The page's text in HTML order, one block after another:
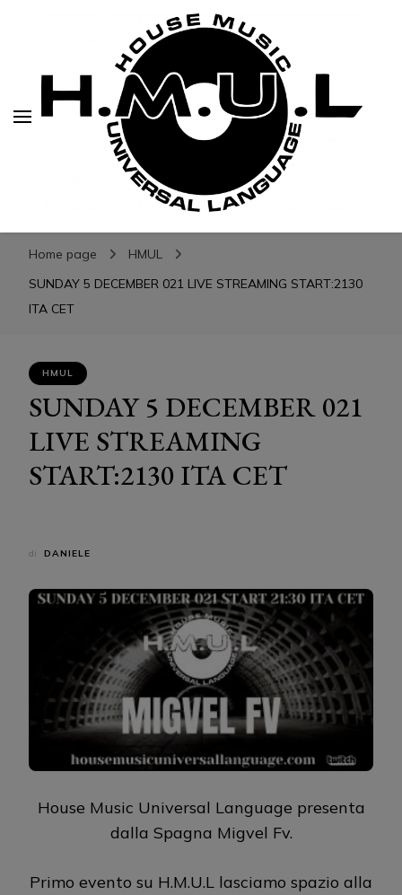
H.M.U.L.
H.M.U.L.
www.housemusicuniversallanguage.com
Home page
HMUL
SUNDAY 5 DECEMBER 021 LIVE STREAMING START:2130
ITA CET
HMUL
SUNDAY 5 DECEMBER 021
LIVE STREAMING
START:2130 ITA CET
di DANIELE
House Music Universal Language presenta
dalla Spagna Migvel Fv.
Primo evento su H.M.U.L lasciamo spazio alla